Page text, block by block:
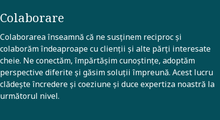
Colaborare
Colaborarea înseamnă că ne susținem reciproc și
colaborăm îndeaproape cu clienții și alte părți interesate
cheie. Ne conectăm, împărtășim cunoștințe, adoptăm
perspective diferite și găsim soluții împreună. Acest lucru
clădește încredere și coeziune și duce expertiza noastră la
următorul nivel.